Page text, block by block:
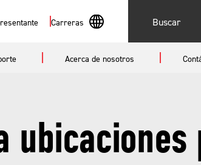
Carreras
English
Buscar
Acerca de nosotros